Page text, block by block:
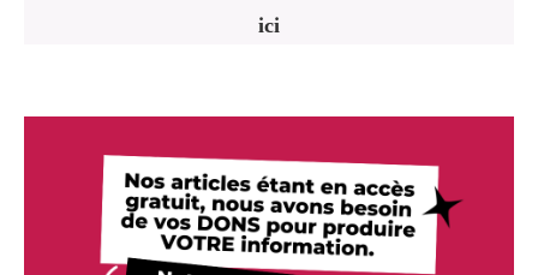
ici